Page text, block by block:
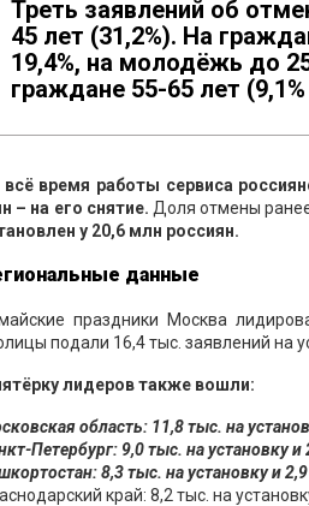
Треть заявлений об
45 лет (31,2%). На
19,4%, на молодёжь до
граждане 55-65 лет
всёвремя работы сервиса
– на его снятие. Доля отмены
у 20,6 млн россиян.
данные
праздники Москва
подали 16,4 тыс. заявлений на
лидеров также вошли:
область: 11,8 тыс. на
Петербург: 9,0 тыс. на установку и
8,3 тыс. на установку и
край: 8,2 тыс. на